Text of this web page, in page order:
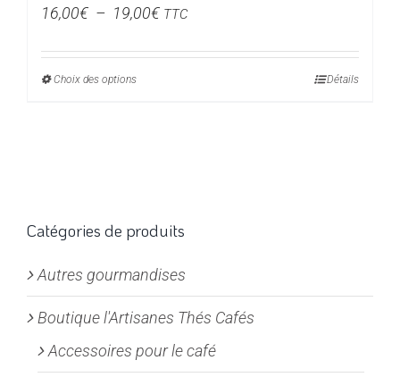
16,00€ – 19,00€Plage
prix :
TTC
Choix des optionsCe
options
être
choisies
sur
la
page
Détails
Catégories de produits
Autres gourmandises
Boutique l'Artisanes Thés Cafés
Accessoires pour le café